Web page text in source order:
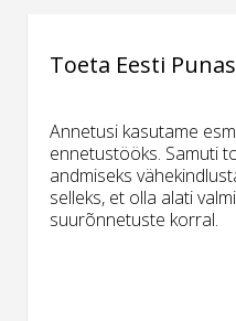
Toeta Eesti
Annetusi kasutame
ennetustööks. Samuti
andmiseks
selleks, et olla alati
suurõnnetuste korral.